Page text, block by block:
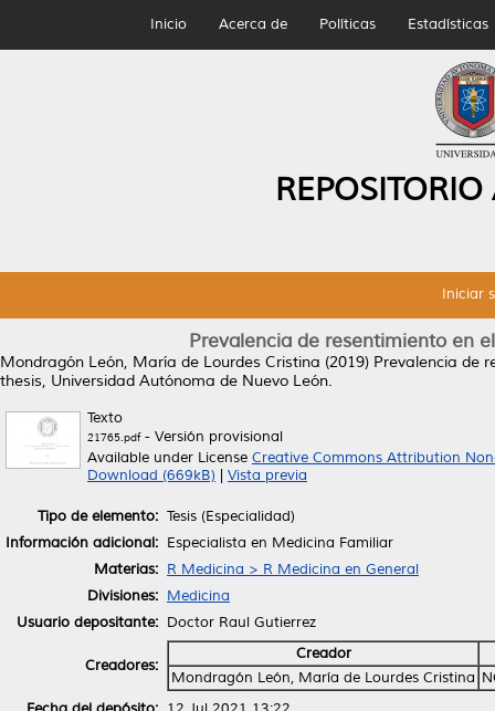
Inicio Acerca de Políticas Estadísticas
Iniciar
Prevalencia de resentimiento en
Mondragón León, María de Lourdes Cristina (2019) Prevalencia de
thesis, Universidad Autónoma de Nuevo León.
Texto
21765.pdf- Versión provisional
Available under License Creative Commons Attribution
Download (669kB)
Vista previa
Tipo de elemento: Tesis (Especialidad)
Información adicional: Especialista en Medicina Familiar
Materias: R Medicina > R Medicina en General
Divisiones: Medicina
Usuario depositante: Doctor Raul Gutierrez
Creadores:
Creador
Mondragón León, María de Lourdes Cristina